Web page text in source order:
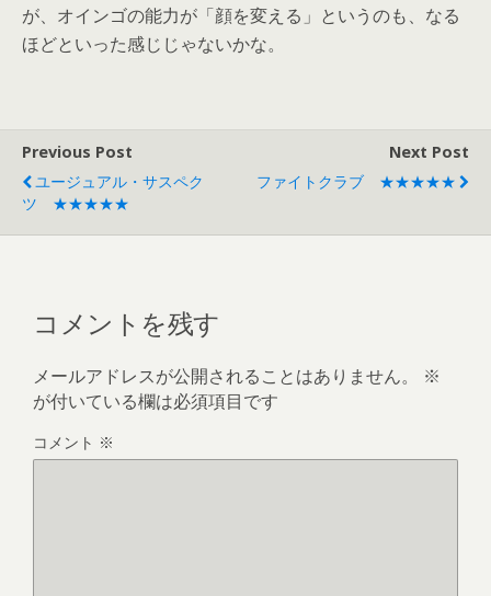
が、オインゴの能力が「顔を変える」というのも、なる
ほどといった感じじゃないかな。
Previous Post
ユージュアル・サスペク
ツ ★★★★★
Next Post
ファイトクラブ ★★★★★
コメントを残す
メールアドレスが公開されることはありません。
※
が付いている欄は必須項目です
コメント ※